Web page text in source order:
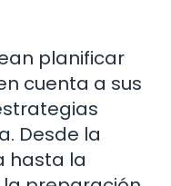
planificar
cuenta a sus
Desde la
hasta la